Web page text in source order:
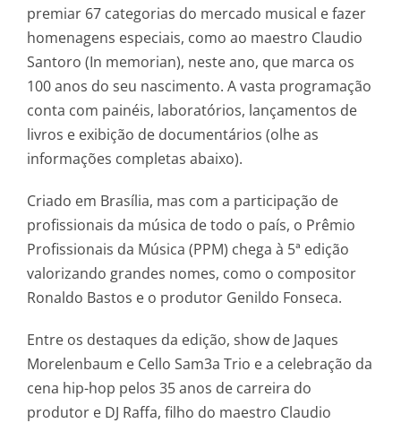
premiar 67 categorias do mercado musical e fazer
homenagens especiais, como ao maestro Claudio
Santoro (In memorian), neste ano, que marca os
100 anos do seu nascimento. A vasta programação
conta com painéis, laboratórios, lançamentos de
livros e exibição de documentários (olhe as
informações completas abaixo).
Criado em Brasília, mas com a participação de
profissionais da música de todo o país, o Prêmio
Profissionais da Música (PPM) chega à 5ª edição
valorizando grandes nomes, como o compositor
Ronaldo Bastos e o produtor Genildo Fonseca.
Entre os destaques da edição, show de Jaques
Morelenbaum e Cello Sam3a Trio e a celebração da
cena hip-hop pelos 35 anos de carreira do
produtor e DJ Raffa, filho do maestro Claudio